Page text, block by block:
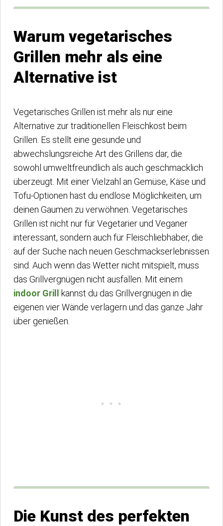
Warum vegetarisches
Grillen mehr als eine
Alternative ist
Vegetarisches Grillen ist mehr als nur eine
Alternative zur traditionellen Fleischkost beim
Grillen. Es stellt eine gesunde und
abwechslungsreiche Art des Grillens dar, die
sowohl umweltfreundlich als auch geschmacklich
überzeugt. Mit einer Vielzahl an Gemüse, Käse und
Tofu-Optionen hast du endlose Möglichkeiten, um
deinen Gaumen zu verwöhnen. Vegetarisches
Grillen ist nicht nur für Vegetarier und Veganer
interessant, sondern auch für Fleischliebhaber, die
auf der Suche nach neuen Geschmackserlebnissen
sind. Auch wenn das Wetter nicht mitspielt, muss
das Grillvergnügen nicht ausfallen. Mit einem
indoor Grill
kannst du das Grillvergnügen in die
eigenen vier Wände verlagern und das ganze Jahr
über genießen.
Die Kunst des perfekten